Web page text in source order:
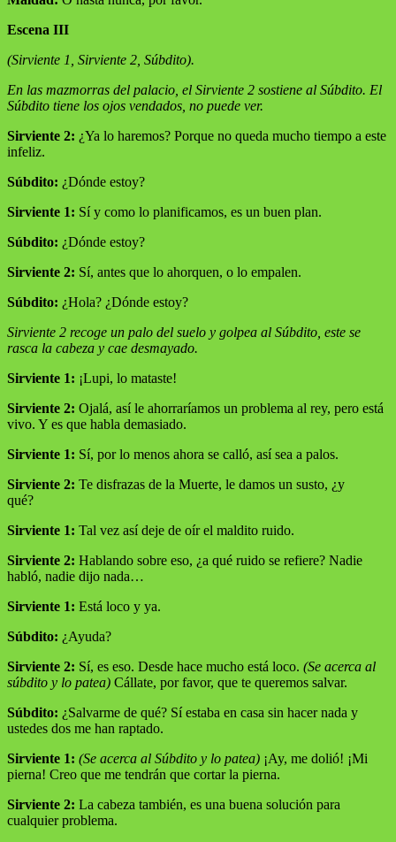
Escena III
(Sirviente 1, Sirviente 2, Súbdito).
En las mazmorras del palacio, el Sirviente 2 sostiene al Súbdito. El
Súbdito tiene los ojos vendados, no puede ver.
Sirviente 2: ¿Ya lo haremos? Porque no queda mucho tiempo a este
infeliz.
Súbdito: ¿Dónde estoy?
Sirviente 1: Sí y como lo planificamos, es un buen plan.
Súbdito: ¿Dónde estoy?
Sirviente 2: Sí, antes que lo ahorquen, o lo empalen.
Súbdito: ¿Hola? ¿Dónde estoy?
Sirviente 2 recoge un palo del suelo y golpea al Súbdito, este se
rasca la cabeza y cae desmayado.
Sirviente 1: ¡Lupi, lo mataste!
Sirviente 2: Ojalá, así le ahorraríamos un problema al rey, pero está
vivo. Y es que habla demasiado.
Sirviente 1: Sí, por lo menos ahora se calló, así sea a palos.
Sirviente 2: Te disfrazas de la Muerte, le damos un susto, ¿y
qué?
Sirviente 1: Tal vez así deje de oír el maldito ruido.
Sirviente 2: Hablando sobre eso, ¿a qué ruido se refiere? Nadie
habló, nadie dijo nada…
Sirviente 1: Está loco y ya.
Súbdito: ¿Ayuda?
Sirviente 2: Sí, es eso. Desde hace mucho está loco. (Se acerca al
súbdito y lo patea) Cállate, por favor, que te queremos salvar.
Súbdito: ¿Salvarme de qué? Sí estaba en casa sin hacer nada y
ustedes dos me han raptado.
Sirviente 1: (Se acerca al Súbdito y lo patea) ¡Ay, me dolió! ¡Mi
pierna! Creo que me tendrán que cortar la pierna.
Sirviente 2: La cabeza también, es una buena solución para
cualquier problema.